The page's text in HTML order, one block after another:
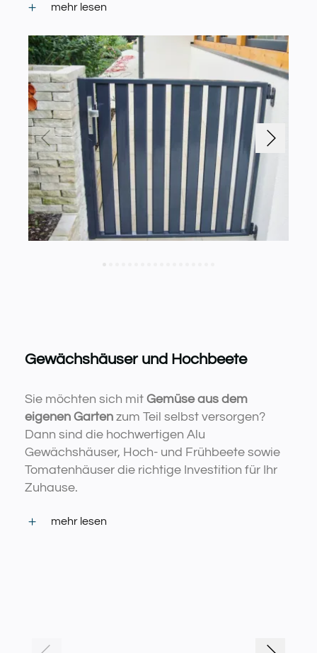
mehr lesen
Gewächshäuser und Hochbeete
Sie möchten sich mit Gemüse aus dem
eigenen Garten zum Teil selbst versorgen?
Dann sind die hochwertigen Alu
Gewächshäuser, Hoch- und Frühbeete sowie
Tomatenhäuser die richtige Investition für Ihr
Zuhause.
mehr lesen